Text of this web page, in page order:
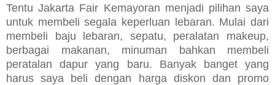
Tentu Jakarta Fair Kemayoran menjadi pilihan saya
untuk membeli segala keperluan lebaran. Mulai dari
membeli baju lebaran, sepatu, peralatan makeup,
berbagai makanan, minuman bahkan membeli
peratalan dapur yang baru. Banyak banget yang
harus saya beli dengan harga diskon dan promo